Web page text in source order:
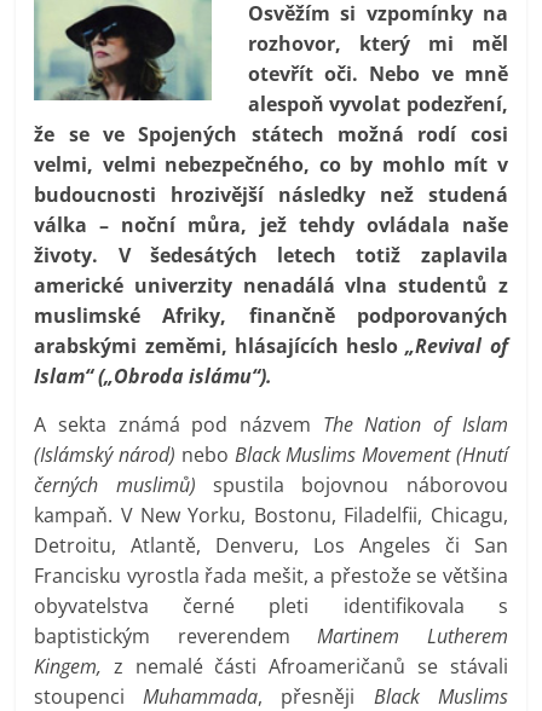
prospívá?
Osvěžím si vzpomínky na
rozhovor, který mi měl
otevřít oči. Nebo ve mně
alespoň vyvolat podezření,
že se ve Spojených státech možná rodí cosi
velmi, velmi nebezpečného, co by mohlo mít v
budoucnosti hrozivější následky než studená
válka – noční můra, jež tehdy ovládala naše
životy. V šedesátých letech totiž zaplavila
americké univerzity nenadálá vlna studentů z
muslimské Afriky, finančně podporovaných
arabskými zeměmi, hlásajících heslo„Revival of
Islam“ („Obroda islámu“).
A sekta známá pod názvem The Nation of Islam
(Islámský národ) nebo Black Muslims Movement (Hnutí
černých muslimů) spustila bojovnou náborovou
kampaň. V New Yorku, Bostonu, Filadelfii, Chicagu,
Detroitu, Atlantě, Denveru, Los Angeles či San
Francisku vyrostla řada mešit, a přestože se většina
obyvatelstva černé pleti identifikovala s
baptistickým reverendemMartinem Lutherem
Kingem, z nemalé části Afroameričanů se stávali
stoupenciMuhammada, přesněji Black Muslims